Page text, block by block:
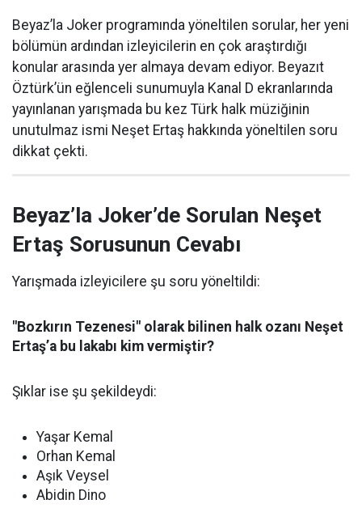
Beyaz’la Joker programında yöneltilen sorular, her yeni
bölümün ardından izleyicilerin en çok araştırdığı
konular arasında yer almaya devam ediyor. Beyazıt
Öztürk’ün eğlenceli sunumuyla Kanal D ekranlarında
yayınlanan yarışmada bu kez Türk halk müziğinin
unutulmaz ismi Neşet Ertaş hakkında yöneltilen soru
dikkat çekti.
Beyaz’la Joker’de Sorulan Neşet
Ertaş Sorusunun Cevabı
Yarışmada izleyicilere şu soru yöneltildi:
"Bozkırın Tezenesi" olarak bilinen halk ozanı Neşet
Ertaş’a bu lakabı kim vermiştir?
Şıklar ise şu şekildeydi:
Yaşar Kemal
Orhan Kemal
Aşık Veysel
Abidin Dino